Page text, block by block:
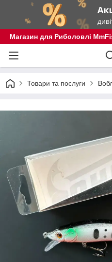
Магазин для Риболовлі
Товари та послуги